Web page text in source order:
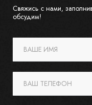
Свяжись с нами,
обсудим!
ВАШЕ ИМЯ
ВАШ ТЕЛЕФОН